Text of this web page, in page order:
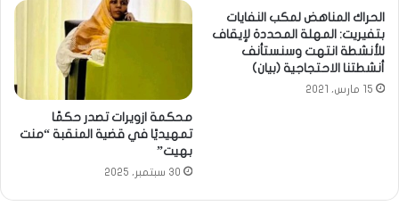
الحراك المناهض لمكب النفايات
بتفيريت: المهلة المحددة لإيقاف
للأنشطة انتهت وسنستأنف
أنشطتنا الاحتجاجية (بيان)
15 مارس، 2021
محكمة ازويرات تصدر حكمًا
تمهيديًا في قضية المنقبة “منت
بهيت”
30 سبتمبر، 2025